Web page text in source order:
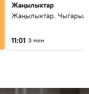
Жаңылыктар
Жаңылыктар.
11:01 3 мин